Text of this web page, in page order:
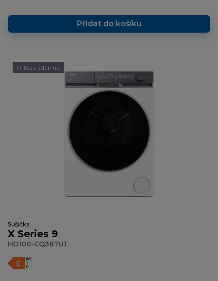
Přidat do košíku
Fritéza zdarma
Sušička
X Series 9
HD100-CQ387U1